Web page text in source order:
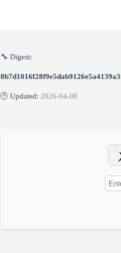
🔧 Digest:
🕒 Updated: 2026-04-08